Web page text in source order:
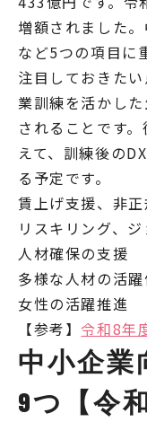
増額されました
など5つの項目に
注目しておきた
業訓練を活かし
されることです
えて、訓練後の
る予定です。
賃上げ支援、非
リスキリング、
人材確保の支援
多様な人材の活
女性の活躍推進
【参考】令和8年
中小企業
9つ【令